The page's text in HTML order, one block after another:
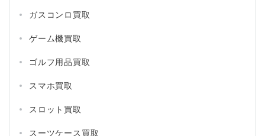
ガスコンロ買取
ゲーム機買取
ゴルフ用品買取
スマホ買取
スロット買取
スーツケース買取